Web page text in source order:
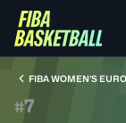
FIBA WOMEN’S
#7